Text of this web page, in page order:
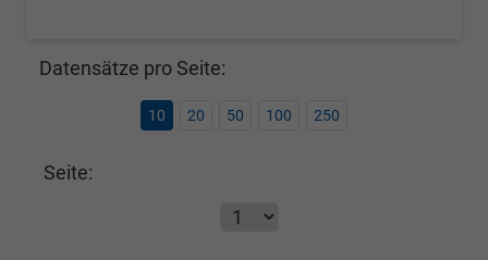
Datensätze pro Seite:
10 20 50 100 250
Seite: